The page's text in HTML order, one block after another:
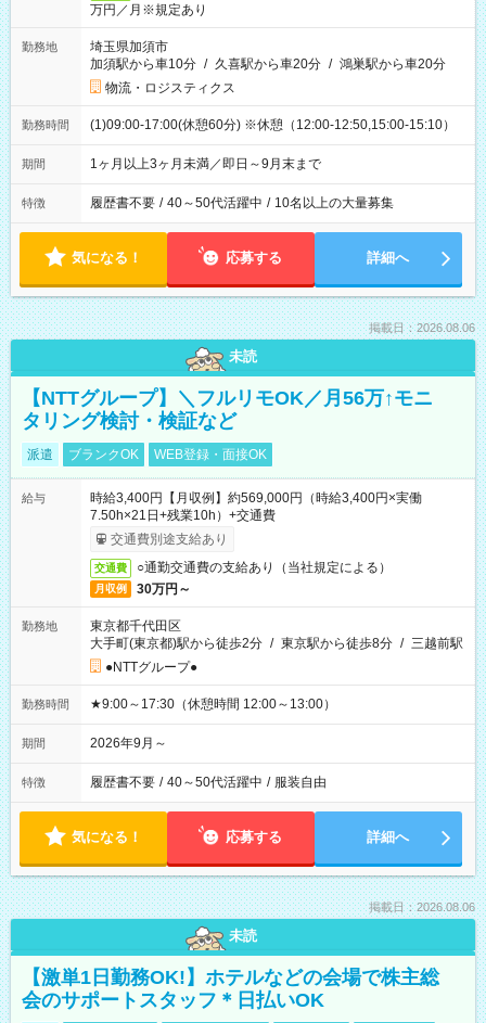
万円／月※規定あり
勤務地
埼玉県加須市
加須駅から車10分 / 久喜駅から車20分 / 鴻巣駅から車20分
物流・ロジスティクス
勤務時間 (1)09:00-17:00(休憩60分) ※休憩（12:00-12:50,15:00-15:10）
期間 1ヶ月以上3ヶ月未満／即日～9月末まで
特徴 履歴書不要 / 40～50代活躍中 / 10名以上の大量募集
気になる！ 応募する 詳細へ
掲載日：2026.08.06
未読
【NTTグループ】＼フルリモOK／月56万↑モニ
タリング検討・検証など
派遣 ブランクOK WEB登録・面接OK
給与
時給3,400円【月収例】約569,000円（時給3,400円×実働
7.50h×21日+残業10h）+交通費
交通費別途支給あり
交通費 ○通勤交通費の支給あり（当社規定による）
月収例 30万円～
勤務地
東京都千代田区
大手町(東京都)駅から徒歩2分 / 東京駅から徒歩8分 / 三越前駅
●NTTグループ●
勤務時間 ★9:00～17:30（休憩時間 12:00～13:00）
期間 2026年9月～
特徴 履歴書不要 / 40～50代活躍中 / 服装自由
気になる！ 応募する 詳細へ
掲載日：2026.08.06
未読
【激単1日勤務OK!】ホテルなどの会場で株主総
会のサポートスタッフ＊日払いOK